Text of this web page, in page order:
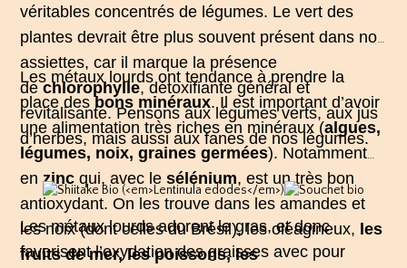
véritables concentrés de légumes. Le vert des
plantes devrait être plus souvent présent dans nos
assiettes, car il marque la présence
dechlorophylle, détoxifiante général et
revitalisante. Pensons aux légumes verts, aux jus
d’herbes, mais aussi auxfanes de nos légumes.
Les métaux lourds ont tendance à prendre la
place desbons minéraux. Il est important d’avoir
une alimentation très riches en minéraux (algues,
légumes, noix, graines germées). Notamment
en zinc qui, avec le sélénium, est un très bon
antioxydant. On les trouve dans les amandes et
les noix (dont celles du Brésil), les oléagineux, les
fruits de mer, les poissons, les
Les métaux lourds adorent le gras, et donc
favorisent l’oxydation des graisses avec pour